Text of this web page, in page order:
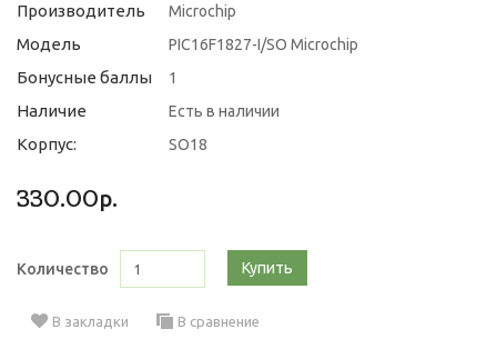
Производитель Microchip
Модель PIC16F1827-I/SO Microchip
Бонусные баллы 1
Наличие Есть в наличии
Корпус: SO18
330.00р.
Количество Купить
В закладки В сравнение